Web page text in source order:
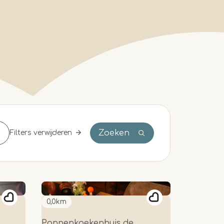
Filters verwijderen Zoeken
0,0km